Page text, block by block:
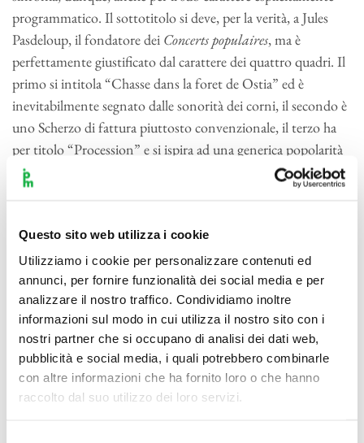
Questo sito web utilizza i cookie
Utilizziamo i cookie per personalizzare contenuti ed
annunci, per fornire funzionalità dei social media e per
analizzare il nostro traffico. Condividiamo inoltre
informazioni sul modo in cui utilizza il nostro sito con i
nostri partner che si occupano di analisi dei dati web,
pubblicità e social media, i quali potrebbero combinarle
con altre informazioni che ha fornito loro o che hanno
raccolto dal suo utilizzo dei loro servizi.
programmatico. Il sottotitolo si deve, per la verità, a Jules
Pasdeloup, il fondatore dei Concerts populaires, ma è
perfettamente giustificato dal carattere dei quattro quadri. Il
primo si intitola “Chasse dans la foret de Ostia” ed è
inevitabilmente segnato dalle sonorità dei corni, il secondo è
uno Scherzo di fattura piuttosto convenzionale, il terzo ha
per titolo “Procession” e si ispira ad una generica popolarità
religiosa di sapore mediterraneo. Il quarto, infine, un Allegro
vivacissimo, dichiara apertamente il proprio intento
Orchestra I Pomeriggi Musicali
27 novembre 1945, ore 17.30: al Teatro Nuovo di Milano
debutta l’Orchestra I Pomeriggi Musicali. In programma
Mozart e Beethoven accostati a Stravinskij e Prokov’ev.
Nell’immediato dopoguerra, nel pieno fervore della
ricostruzione, l’impresario teatrale Remigio Paone e il critico
musicale Ferdinando Ballo lanciano la nuova formazione con
un progetto di straordinaria attualità: dare alla città